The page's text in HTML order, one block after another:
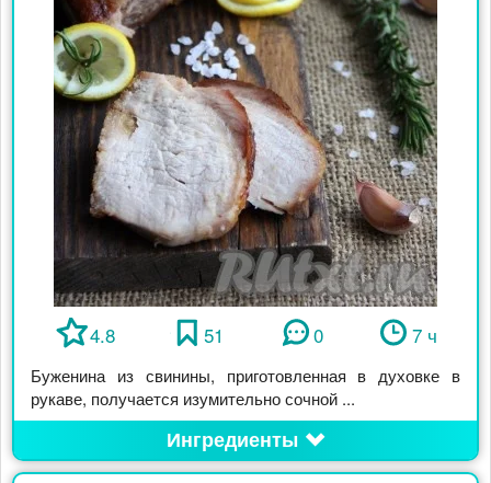
4.8 51 0 7 ч
Буженина из свинины, приготовленная в духовке в
рукаве, получается изумительно сочной ...
Ингредиенты